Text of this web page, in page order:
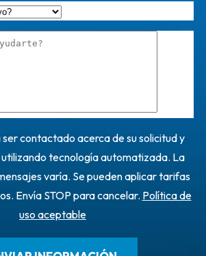
contactado acerca de su solicitud y
tecnología automatizada. La
varía. Se pueden aplicar tarifas
Envía STOP para cancelar. Política de
uso aceptable